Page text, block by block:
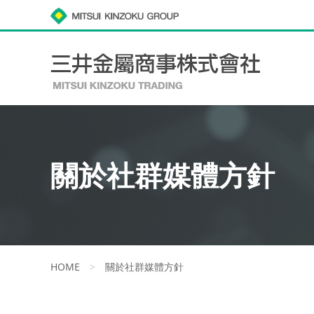
關於社群媒體方針
HOME > 關於社群媒體方針